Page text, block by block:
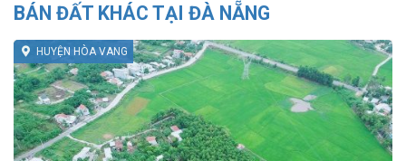
BÁN ĐẤT KHÁC TẠI ĐÀ NẴNG
HUYỆN HÒA VANG